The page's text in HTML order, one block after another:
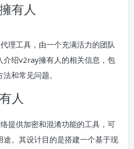
有人
理工具，由一个充满活力的团队
介绍v2ray擁有人的相关信息，包
和常见问题。
人
提供加密和混淆功能的工具，可
途。其设计目的是搭建一个基于现